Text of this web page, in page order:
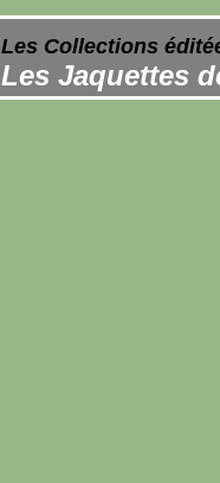
Les Collections
Les Jaquettes